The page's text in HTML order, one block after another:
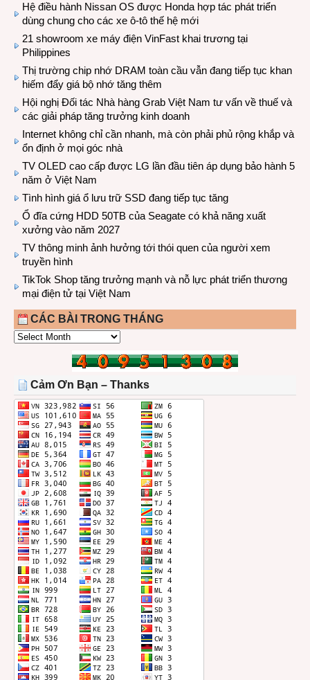
Hệ điều hành Nissan OS được Honda hợp tác phát triển
dùng chung cho các xe ô-tô thế hệ mới
21 showroom xe máy điện VinFast khai trương tại
Philippines
Thị trường chip nhớ DRAM toàn cầu vẫn đang tiếp tục khan
hiếm đẩy giá bộ nhớ tăng thêm
Hội nghị Đối tác Nhà hàng Grab Việt Nam tư vấn về thuế và
các giải pháp tăng trưởng kinh doanh
Internet không chỉ cần nhanh, mà còn phải phủ rộng khắp và
ổn định ở mọi góc nhà
TV OLED cao cấp được LG lần đầu tiên áp dụng bảo hành 5
năm ở Việt Nam
Tình hình giá ổ lưu trữ SSD đang tiếp tục tăng
Ổ đĩa cứng HDD 50TB của Seagate có khả năng xuất
xưởng vào năm 2027
TV thông minh ảnh hưởng tới thói quen của người xem
truyền hình
TikTok Shop tăng trưởng mạnh và nỗ lực phát triển thương
mại điện tử tại Việt Nam
CÁC BÀI TRONG THÁNG
CÁC
THÁNG
Cảm Ơn Bạn – Thanks